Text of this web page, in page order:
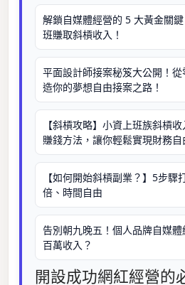
解鎖自媒體經營的 5 大黃金關
班賺取斜槓收入！
平面設計師接案秘笈大公開！
造你的夢想自由接案之路！
【斜槓攻略】小資上班族斜槓
賺錢方法，讓你輕鬆實現財務自
【如何開始斜槓副業？】5步驟
倍、時間自由
告別朝九晚五！個人品牌自媒
百萬收入？
開設成功網紅經營的